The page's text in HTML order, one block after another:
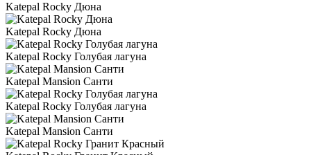
Katepal Rocky Дюна
Katepal Rocky Дюна
Katepal Rocky Голубая лагуна
Katepal Mansion Санти
Katepal Rocky Голубая лагуна
Katepal Mansion Санти